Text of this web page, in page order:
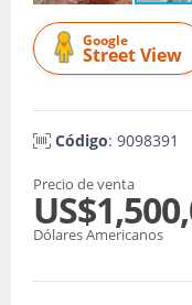
Google
Street View
Código: 9098391
Precio de venta
Dólares Americanos